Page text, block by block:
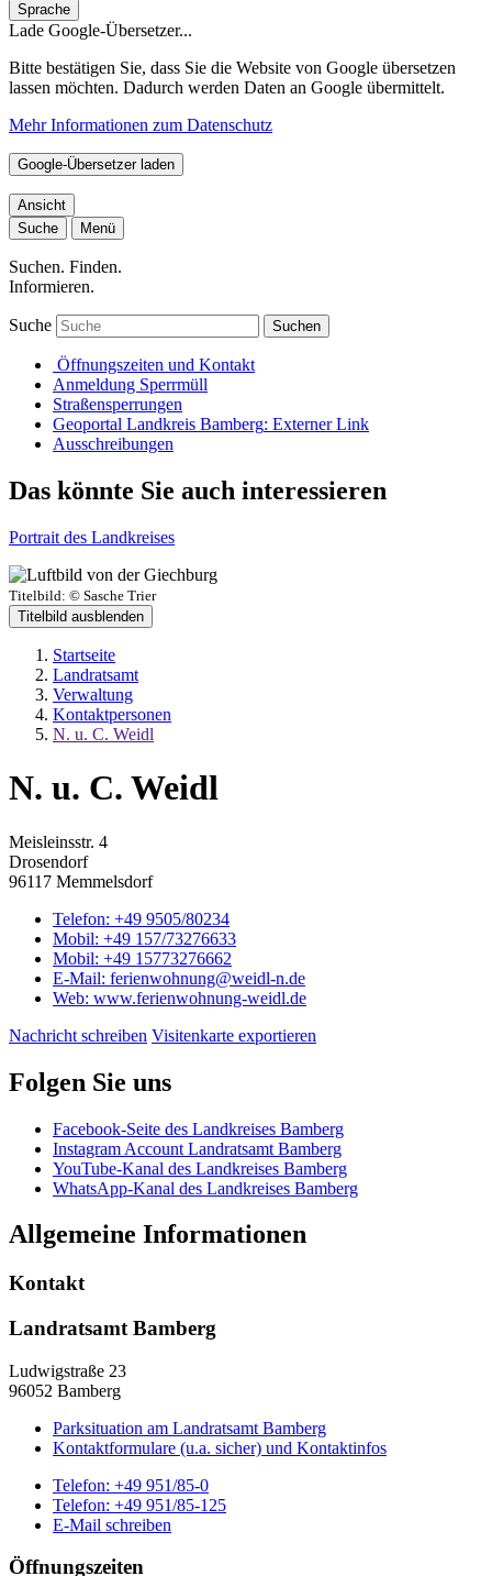
Sprache
Lade Google-Übersetzer...
Bitte bestätigen Sie, dass Sie die Website von Google übersetzen
lassen möchten. Dadurch werden Daten an Google übermittelt.
Mehr Informationen zum Datenschutz
Google-Übersetzer laden
Ansicht
Suche
Menü
Suchen. Finden.
Informieren.
Suche Suchen
Öffnungszeiten und Kontakt
Anmeldung Sperrmüll
Straßensperrungen
Geoportal Landkreis Bamberg: Externer Link
Ausschreibungen
Das könnte Sie auch interessieren
Portrait des Landkreises
Titelbild: © Sasche Trier
Titelbild ausblenden
Startseite
Landratsamt
Verwaltung
Kontaktpersonen
N. u. C. Weidl
N. u. C. Weidl
Meisleinsstr. 4
Drosendorf
96117 Memmelsdorf
Telefon: +49 9505/80234
Mobil: +49 157/73276633
Mobil: +49 15773276662
E-Mail: ferienwohnung@weidl-n.de
Web: www.ferienwohnung-weidl.de
Nachricht schreiben Visitenkarte exportieren
Folgen Sie uns
Facebook-Seite des Landkreises Bamberg
Instagram Account Landratsamt Bamberg
YouTube-Kanal des Landkreises Bamberg
WhatsApp-Kanal des Landkreises Bamberg
Allgemeine Informationen
Kontakt
Landratsamt Bamberg
Ludwigstraße 23
96052 Bamberg
Parksituation am Landratsamt Bamberg
Kontaktformulare (u.a. sicher) und Kontaktinfos
Telefon: +49 951/85-0
Telefon: +49 951/85-125
E-Mail schreiben
Öffnungszeiten